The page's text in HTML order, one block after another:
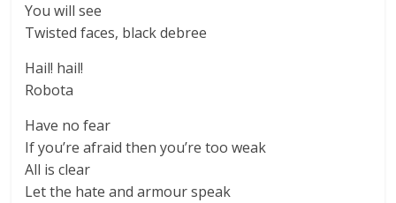
You will see
Twisted faces, black debree
Hail! hail!
Robota
Have no fear
If you’re afraid then you’re too weak
All is clear
Let the hate and armour speak